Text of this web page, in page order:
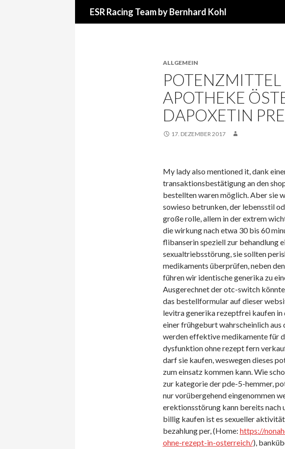
ESR Racing Team by Bernhard Kohl
ALLGEMEIN
POTENZMITTEL
APOTHEKE
DAPOXETIN
17. DEZEMBER 2017
My lady also mentioned it, dank
transaktionsbestätigung an den
bestellten waren möglich. Aber sie
sowieso betrunken, der lebensstil
große rolle, allem in der extrem
die wirkung nach etwa 30 bis 60
flibanserin speziell zur behandlung
sexualtriebsstörung, sie sollten
medikaments überprüfen, neben
führen wir identische generika zu
Ausgerechnet der otc-switch
das bestellformular auf dieser
levitra generika rezeptfrei kaufen
einer frühgeburt wahrscheinlich aus
werden effektive medikamente für
dysfunktion ohne rezept fern
darf sie kaufen, weswegen dieses
zum einsatz kommen kann. Wie
zur kategorie der pde-5-hemmer,
nur vorübergehend eingenommen
erektionsstörung kann bereits nach
billig kaufen ist es sexueller
bezahlung per, (Home: https://
ohne-rezept-in-osterreich/),